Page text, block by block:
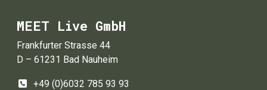
MEET Live GmbH
Frankfurter Strasse 44
D – 61231 Bad Nauheim
+49 (0)6032 785 93 93